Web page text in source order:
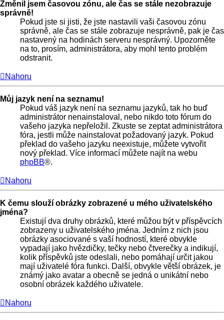
Změnil jsem časovou zónu, ale čas se stále nezobrazuje
správně!
Pokud jste si jisti, že jste nastavili vaši časovou zónu
správně, ale čas se stále zobrazuje nesprávně, pak je čas
nastavený na hodinách serveru nesprávný. Upozorněte
na to, prosím, administrátora, aby mohl tento problém
odstranit.
Nahoru
Můj jazyk není na seznamu!
Pokud váš jazyk není na seznamu jazyků, tak ho buď
administrátor nenainstaloval, nebo nikdo toto fórum do
vašeho jazyka nepřeložil. Zkuste se zeptat administrátora
fóra, jestli může nainstalovat požadovaný jazyk. Pokud
překlad do vašeho jazyku neexistuje, můžete vytvořit
nový překlad. Více informací můžete najít na webu
phpBB®.
Nahoru
K čemu slouží obrázky zobrazené u mého uživatelského
jména?
Existují dva druhy obrázků, které můžou být v příspěvcích
zobrazeny u uživatelského jména. Jedním z nich jsou
obrázky asociované s vaší hodností, které obvykle
vypadají jako hvězdičky, tečky nebo čtverečky a indikují,
kolik příspěvků jste odeslali, nebo pomáhají určit jakou
mají uživatelé fóra funkci. Další, obvykle větší obrázek, je
známý jako avatar a obecně se jedná o unikátní nebo
osobní obrázek každého uživatele.
Nahoru